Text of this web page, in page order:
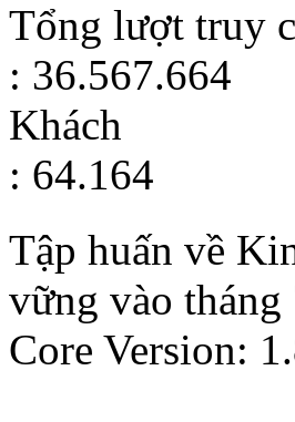
Tổng lượt truy
: 36.567.664
Khách
: 64.164
Tập huấn về
vững vào tháng
Core Version: